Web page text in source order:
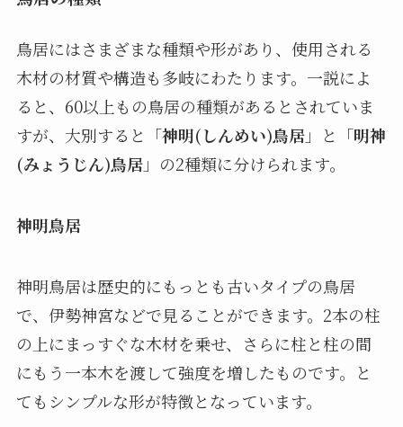
鳥居にはさまざまな種類や形があり、使用される
木材の材質や構造も多岐にわたります。一説によ
ると、60以上もの鳥居の種類があるとされていま
すが、大別すると「神明(しんめい)鳥居」と「明神
(みょうじん)鳥居」の2種類に分けられます。
神明鳥居
神明鳥居は歴史的にもっとも古いタイプの鳥居
で、伊勢神宮などで見ることができます。2本の柱
の上にまっすぐな木材を乗せ、さらに柱と柱の間
にもう一本木を渡して強度を増したものです。と
てもシンプルな形が特徴となっています。